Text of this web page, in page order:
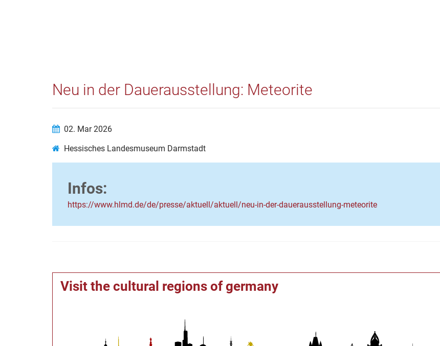
Neu in der Dauerausstellung: Meteorite
02. Mar 2026
Hessisches Landesmuseum Darmstadt
Infos:
https://www.hlmd.de/de/presse/aktuell/aktuell/neu-in-der-dauerausstellung-meteorite
Visit the cultural regions of germany